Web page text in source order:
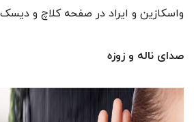
واسکازین و ایراد در صفحه کلاچ و
صدای ناله و زوزه